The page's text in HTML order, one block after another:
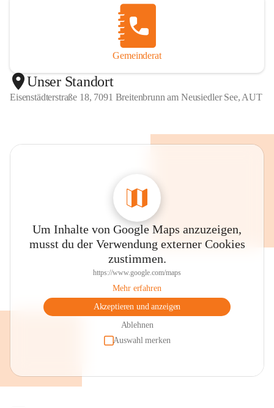
Gemeinderat
Unser Standort
Eisenstädterstraße 18, 7091 Breitenbrunn am Neusiedler See, AUT
Um Inhalte von Google Maps anzuzeigen,
musst du der Verwendung externer Cookies
zustimmen.
https://www.google.com/maps
Mehr erfahren
Akzeptieren und anzeigen
Ablehnen
Auswahl merken